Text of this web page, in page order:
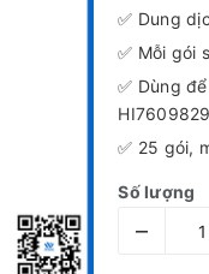
✅ Dung
✅ Mỗi gói
✅ Dùng
✅ 25 gói,
Số lượng
–